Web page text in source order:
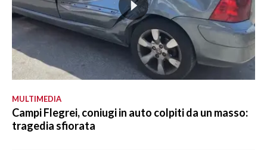
MULTIMEDIA
Campi Flegrei, coniugi in auto colpiti da un masso:
tragedia sfiorata